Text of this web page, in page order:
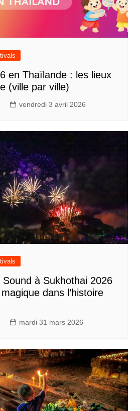
en Thaïlande : les lieux
(ville par ville)
vendredi 3 avril 2026
à Sukhothai 2026
dans l’histoire
mardi 31 mars 2026